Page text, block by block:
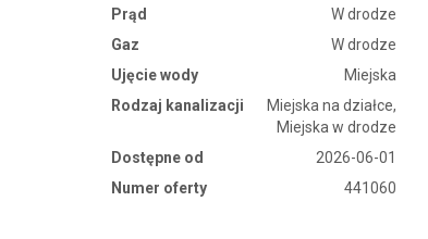
Prąd
W drodze
Gaz
W drodze
Ujęcie wody
Miejska
Rodzaj kanalizacji
Miejska na działce,
Miejska w drodze
Dostępne od
2026-06-01
Numer oferty
441060